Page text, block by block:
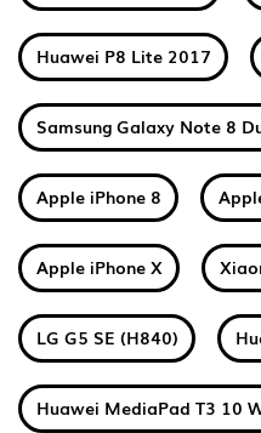
Huawei P8 Lite 2017
Samsung Galaxy Note 8
Apple iPhone 8
Apple iPhone X
LG G5 SE (H840)
Huawei MediaPad T3 10